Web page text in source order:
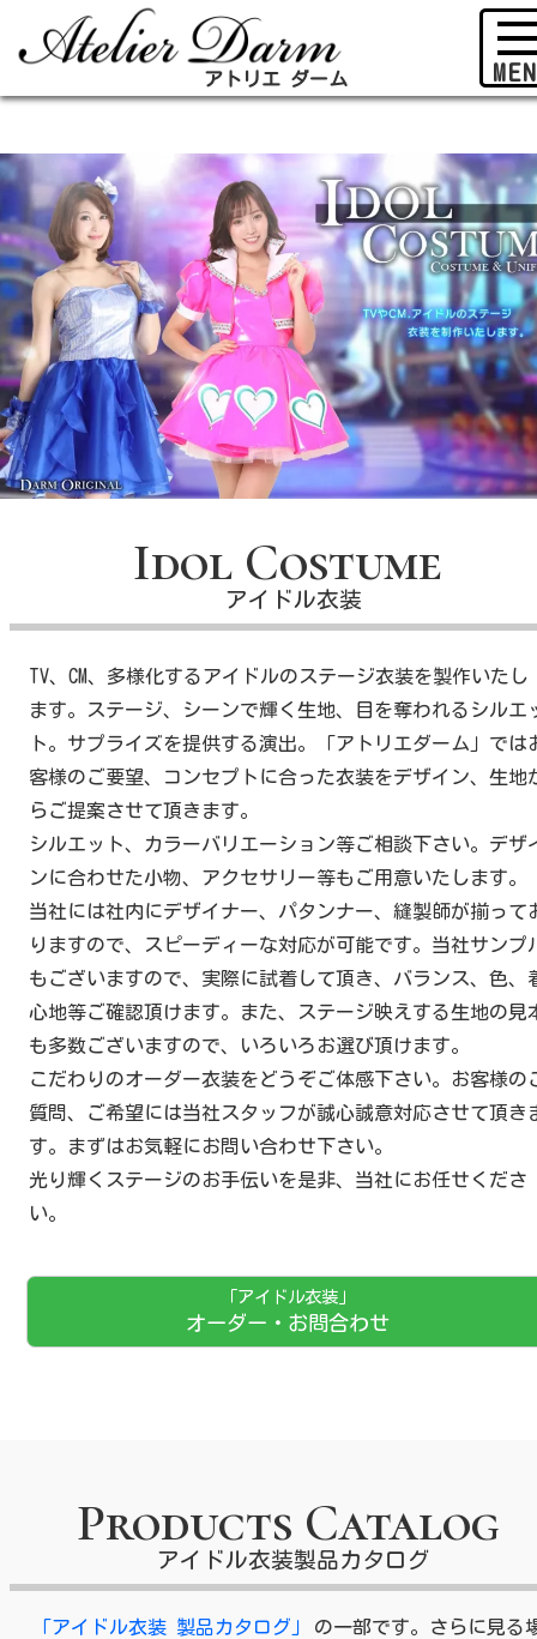
アトリエ ダーム
Idol Costume
アイドル衣装
TV、CM、多様化するアイドルのステージ衣装を製作いたし
ます。ステージ、シーンで輝く生地、目を奪われるシルエ
ト。サプライズを提供する演出。「アトリエダーム」では
客様のご要望、コンセプトに合った衣装をデザイン、生地
らご提案させて頂きます。
シルエット、カラーバリエーション等ご相談下さい。デザ
ンに合わせた小物、アクセサリー等もご用意いたします。
当社には社内にデザイナー、パタンナー、縫製師が揃って
りますので、スピーディーな対応が可能です。当社サンプ
もございますので、実際に試着して頂き、バランス、色、
心地等ご確認頂けます。また、ステージ映えする生地の見
も多数ございますので、いろいろお選び頂けます。
こだわりのオーダー衣装をどうぞご体感下さい。お客様の
質問、ご希望には当社スタッフが誠心誠意対応させて頂き
す。まずはお気軽にお問い合わせ下さい。
光り輝くステージのお手伝いを是非、当社にお任せくださ
い。
「アイドル衣装」
オーダー・お問合わせ
Products Catalog
アイドル衣装製品カタログ
「アイドル衣装 製品カタログ」
の一部です。さらに見る